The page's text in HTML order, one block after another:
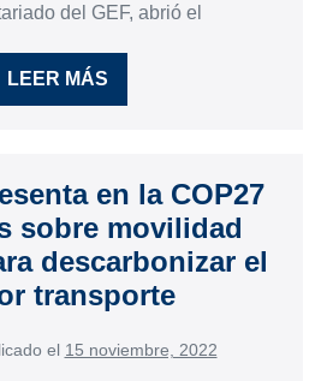
del GEF, abrió el
LEER MÁS
en la COP27
sobre movilidad
descarbonizar el
transporte
el 15 noviembre, 2022